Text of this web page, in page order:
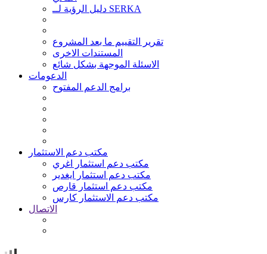
دليل الرؤية لــ SERKA
تقرير التقييم ما بعد المشروع
المستندات الاخرى
الاسئلة الموجهة بشكل شائع
الدعومات
برامج الدعم المفتوح
مكتب دعم الاستثمار
مكتب دعم استثمار اغري
مكتب دعم استثمار ايغدير
مكتب دعم استثمار قارص
مكتب دعم الاستثمار كارس
الاتصال